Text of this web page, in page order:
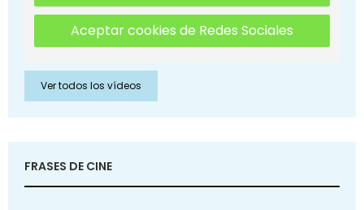
Aceptar cookies de Redes Sociales
Ver todos los vídeos
FRASES DE CINE